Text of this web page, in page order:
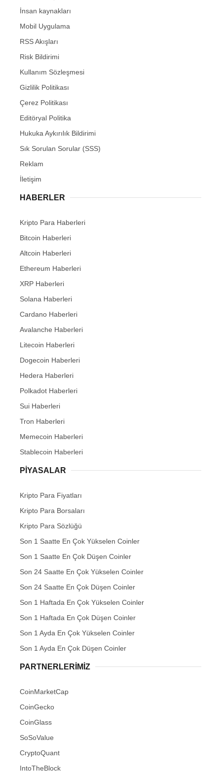
İnsan kaynakları
Mobil Uygulama
RSS Akışları
Risk Bildirimi
Kullanım Sözleşmesi
Gizlilik Politikası
Çerez Politikası
Editöryal Politika
Hukuka Aykırılık Bildirimi
Sık Sorulan Sorular (SSS)
Reklam
İletişim
HABERLER
Kripto Para Haberleri
Bitcoin Haberleri
Altcoin Haberleri
Ethereum Haberleri
XRP Haberleri
Solana Haberleri
Cardano Haberleri
Avalanche Haberleri
Litecoin Haberleri
Dogecoin Haberleri
Hedera Haberleri
Polkadot Haberleri
Sui Haberleri
Tron Haberleri
Memecoin Haberleri
Stablecoin Haberleri
PIYASALAR
Kripto Para Fiyatları
Kripto Para Borsaları
Kripto Para Sözlüğü
Son 1 Saatte En Çok Yükselen Coinler
Son 1 Saatte En Çok Düşen Coinler
Son 24 Saatte En Çok Yükselen Coinler
Son 24 Saatte En Çok Düşen Coinler
Son 1 Haftada En Çok Yükselen Coinler
Son 1 Haftada En Çok Düşen Coinler
Son 1 Ayda En Çok Yükselen Coinler
Son 1 Ayda En Çok Düşen Coinler
PARTNERLERIMIZ
CoinMarketCap
CoinGecko
CoinGlass
SoSoValue
CryptoQuant
IntoTheBlock